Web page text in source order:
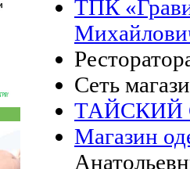
ТПК
Сеть
ТАЙСКИЙ
Магазин